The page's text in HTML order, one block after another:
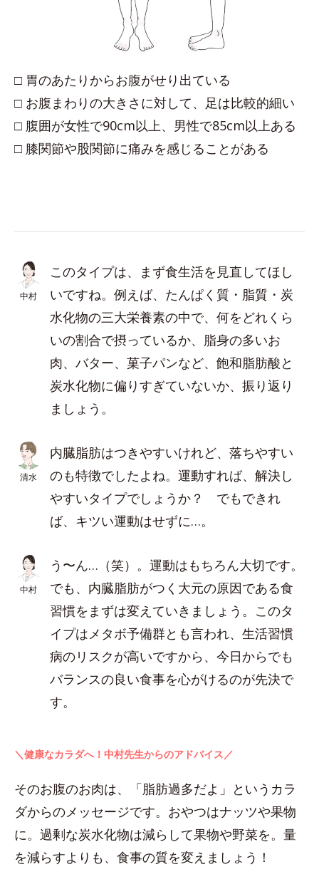
□ 胃のあたりからお腹がせり出ている
□ お腹まわりの大きさに対して、足は比較的細い
□ 腹囲が女性で90cm以上、男性で85cm以上ある
□ 膝関節や股関節に痛みを感じることがある
中村
このタイプは、まず食生活を見直してほし
いですね。例えば、たんぱく質・脂質・炭
水化物の三大栄養素の中で、何をどれくら
いの割合で摂っているか、脂身の多いお
肉、バター、菓子パンなど、飽和脂肪酸と
炭水化物に偏りすぎていないか、振り返り
ましょう。
清水
内臓脂肪はつきやすいけれど、落ちやすい
のも特徴でしたよね。運動すれば、解決し
やすいタイプでしょうか？ でもできれ
ば、キツい運動はせずに…。
中村
う〜ん…（笑）。運動はもちろん大切です。
でも、内臓脂肪がつく大元の原因である食
習慣をまずは変えていきましょう。このタ
イプはメタボ予備群とも言われ、生活習慣
病のリスクが高いですから、今日からでも
バランスの良い食事を心がけるのが先決で
す。
＼健康なカラダへ！中村先生からのアドバイス／
そのお腹のお肉は、「脂肪過多だよ」というカラ
ダからのメッセージです。おやつはナッツや果物
に。過剰な炭水化物は減らして果物や野菜を。量
を減らすよりも、食事の質を変えましょう！